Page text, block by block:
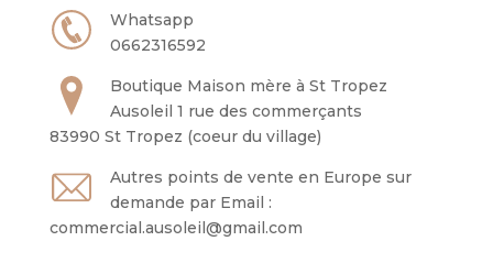
Whatsapp
0662316592
Boutique Maison mère à St Tropez
Ausoleil 1 rue des commerçants
83990 St Tropez (coeur du village)
Autres points de vente en Europe sur
demande par Email :
commercial.ausoleil@gmail.com